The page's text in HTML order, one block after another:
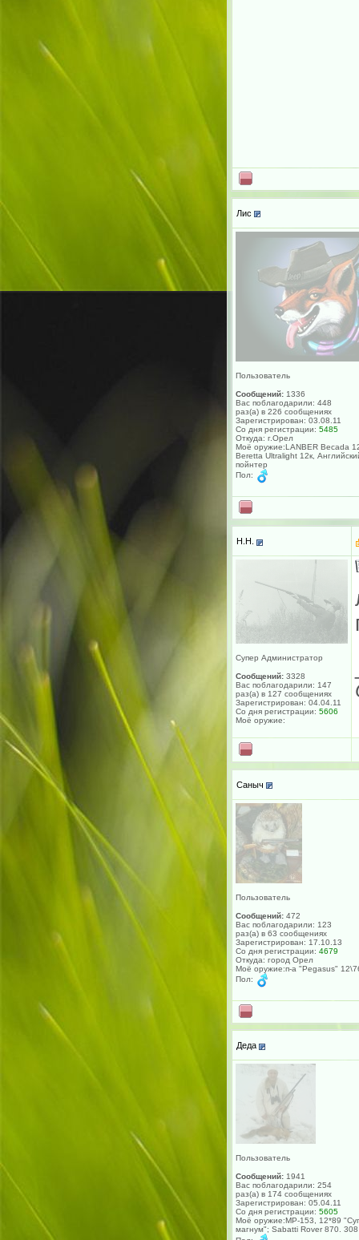
Лис
Пользователь
Сообщений: 1336
Вас поблагодарили: 448
раз(а) в 226 сообщениях
Зарегистрирован: 03.08.11
Со дня регистрации: 5485
Откуда: г.Орел
Моё оружие:LANBER Becada
Beretta Ultralight 12к,
пойнтер
Пол:
H.H.
Супер Администратор
Сообщений: 3328
Вас поблагодарили: 147
раз(а) в 127 сообщениях
Зарегистрирован: 04.04.11
Со дня регистрации: 5606
Моё оружие:
Саныч
Пользователь
Сообщений: 472
Вас поблагодарили: 123
раз(а) в 63 сообщениях
Зарегистрирован: 17.10.13
Со дня регистрации: 4679
Откуда: город Орел
Моё оружие:п-а "Pеgasus"
Пол:
Деда
Пользователь
Сообщений: 1941
Вас поблагодарили: 254
раз(а) в 174 сообщениях
Зарегистрирован: 05.04.11
Со дня регистрации: 5605
Моё оружие:МР-153, 12*89
магнум"; Sabatti Rover 870. 308